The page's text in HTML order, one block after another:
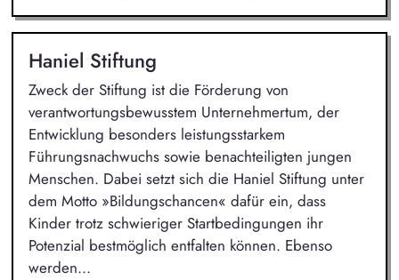
Haniel Stiftung
Zweck der Stiftung ist die Förderung von
verantwortungsbewusstem Unternehmertum, der
Entwicklung besonders leistungsstarkem
Führungsnachwuchs sowie benachteiligten jungen
Menschen. Dabei setzt sich die Haniel Stiftung unter
dem Motto »Bildungschancen« dafür ein, dass
Kinder trotz schwieriger Startbedingungen ihr
Potenzial bestmöglich entfalten können. Ebenso
werden...